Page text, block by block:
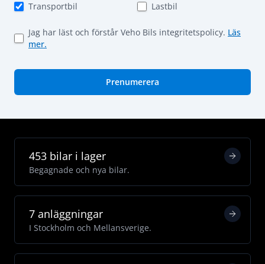
Transportbil
Lastbil
Jag har läst och förstår Veho Bils integritetspolicy. Läs
mer.
Prenumerera
453 bilar i lager
Begagnade och nya bilar.
7 anläggningar
I Stockholm och Mellansverige.